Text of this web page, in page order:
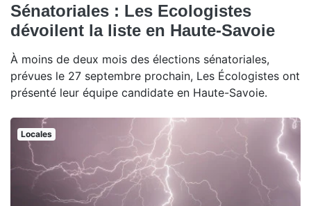
Sénatoriales : Les Ecologistes
dévoilent la liste en Haute-Savoie
À moins de deux mois des élections sénatoriales,
prévues le 27 septembre prochain, Les Écologistes ont
présenté leur équipe candidate en Haute-Savoie.
Locales